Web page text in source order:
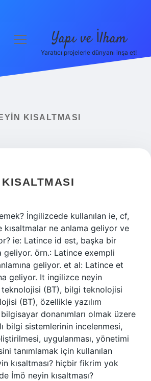
menüyü
Yapı ve İlham
Yaratıcı projelerle dünyanı inşa et!
KISALTMASI
İngilizcede kullanılan ie, cf,
ne anlama geliyor ve
ie: Latince id est, başka bir
geliyor. örn.: Latince exempli
geliyor. et al: Latince et
geliyor. It ingilizce neyin
teknolojisi (BT), bilgi teknolojisi
(BT), özellikle yazılım
donanımları olmak üzere
bilgi sistemlerinin incelenmesi,
uygulanması, yönetimi
tanımlamak için kullanılan
kısaltması? hiçbir fikrim yok
İmö neyin kısaltması?